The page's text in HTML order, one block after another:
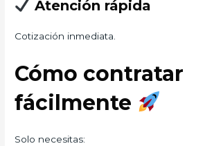
Atención rápida
Cotización inmediata.
Cómo contratar
fácilmente
Solo necesitas: